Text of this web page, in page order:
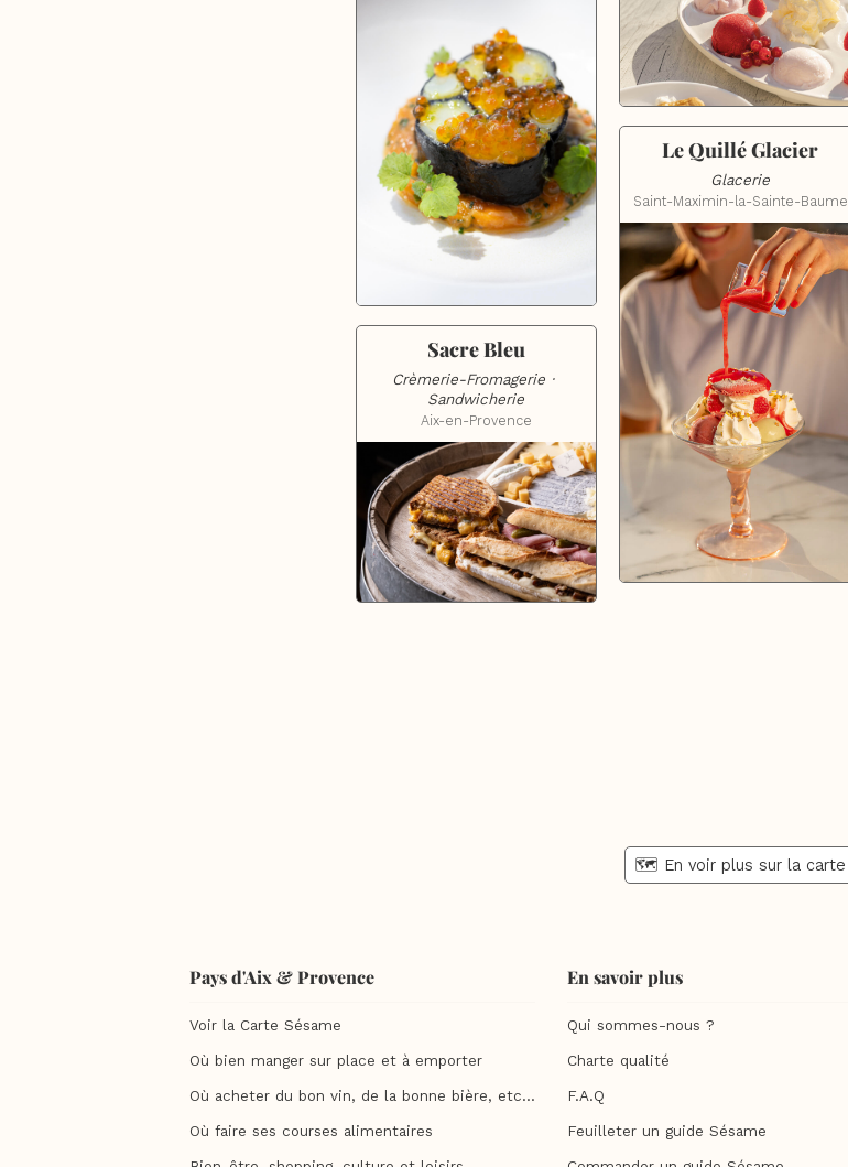
Sacre Bleu
Crèmerie-Fromagerie ·
Sandwicherie
Aix-en-Provence
Le Quillé Glacier
Glacerie
Saint-Maximin-la-Sainte-Baume
🗺️ En voir plus sur la carte
Pays d'Aix & Provence
Voir la Carte Sésame
Où bien manger sur place et à emporter
Où acheter du bon vin, de la bonne bière, etc...
Où faire ses courses alimentaires
En savoir plus
Qui sommes-nous ?
Charte qualité
F.A.Q
Feuilleter un guide Sésame